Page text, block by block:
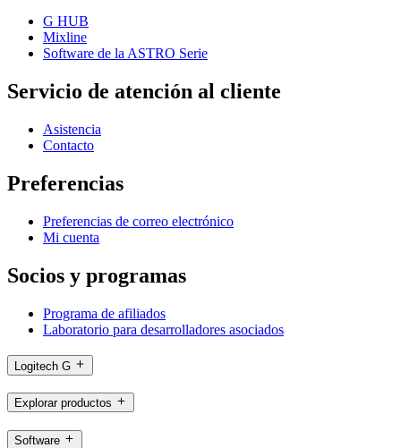
G HUB
Mixline
Software de la ASTRO Serie
Servicio de atención al cliente
Asistencia
Contacto
Preferencias
Preferencias de correo electrónico
Mi cuenta
Socios y programas
Programa de afiliados
Laboratorio para desarrolladores asociados
Logitech G
Explorar productos
Software